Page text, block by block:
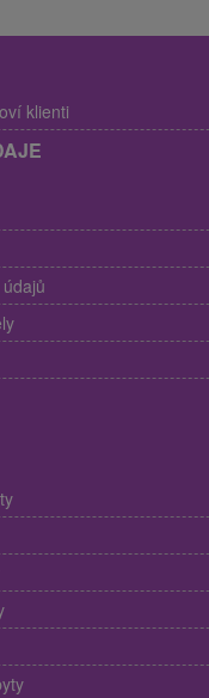
klienti